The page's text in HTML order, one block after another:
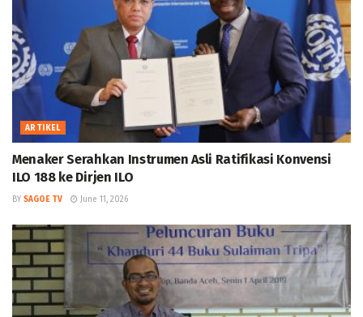
ARTIKEL
Menaker Serahkan Instrumen Asli Ratifikasi Konvensi
ILO 188 ke Dirjen ILO
BY SAGOE TV June 11, 2026